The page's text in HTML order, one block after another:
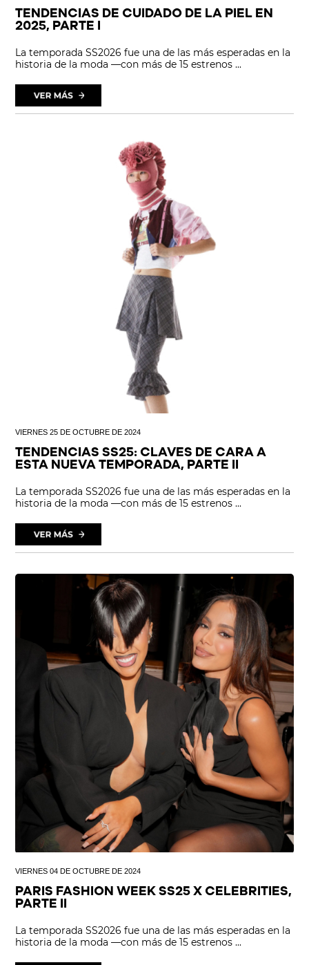
TENDENCIAS DE CUIDADO DE LA PIEL EN
2025, PARTE I
La temporada SS2026 fue una de las más esperadas en la
historia de la moda —con más de 15 estrenos ...
VIERNES 25 DE OCTUBRE DE 2024
TENDENCIAS SS25: CLAVES DE CARA A
ESTA NUEVA TEMPORADA, PARTE II
La temporada SS2026 fue una de las más esperadas en la
historia de la moda —con más de 15 estrenos ...
VIERNES 04 DE OCTUBRE DE 2024
PARIS FASHION WEEK SS25 X CELEBRITIES,
PARTE II
La temporada SS2026 fue una de las más esperadas en la
historia de la moda —con más de 15 estrenos ...